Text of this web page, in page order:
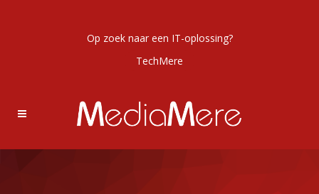
Op zoek naar een IT-oplossing?
TechMere